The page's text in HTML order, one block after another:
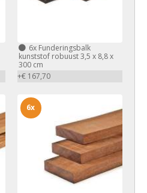
6xFunderingsbalk
kunststof robuust 3,5 x 8,8 x
300 cm
+€ 167,70
6x